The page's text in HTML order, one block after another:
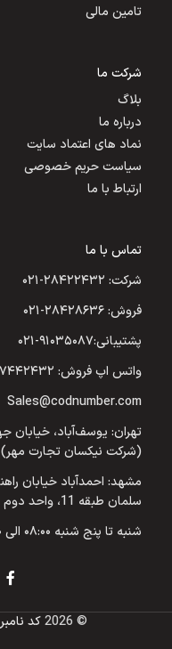
تامین مالی
شرکت ما
بلاگ
درباره ما
نماد های اعتماد سایت
سیاست حریم خصوصی
ارتباط با ما
تماس با ما
شرکت: ۲۸۴۲۲۴۳۲-۰۲۱
فروش: ۲۸۴۲۸۶۳۶-۰۲۱
پشتیبانی:۹۱۰۳۵۰۸۷-۰۲۱
واتس اپ فروش: ۷۴۴۲۴۳۲-۰۹۳۰
Sales@codnumber.com
(شرکت نیکسان تجارت مهر)
سلمان طبقه 11، واحد دوم
شنبه تا پنج شنبه ۰۸:۰۰ الی ۱۷:۰۰
© 2026 کد نامبر